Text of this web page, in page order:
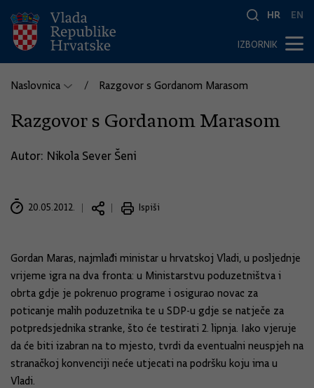
HR EN
IZBORNIK
Naslovnica Razgovor s Gordanom Marasom
Razgovor s Gordanom Marasom
Autor: Nikola Sever Šeni
20.05.2012. Ispiši
Gordan Maras, najmlađi ministar u hrvatskoj Vladi, u posljednje
vrijeme igra na dva fronta: u Ministarstvu poduzetništva i
obrta gdje je pokrenuo programe i osigurao novac za
poticanje malih poduzetnika te u SDP-u gdje se natječe za
potpredsjednika stranke, što će testirati 2. lipnja. Iako vjeruje
da će biti izabran na to mjesto, tvrdi da eventualni neuspjeh na
stranačkoj konvenciji neće utjecati na podršku koju ima u
Vladi.